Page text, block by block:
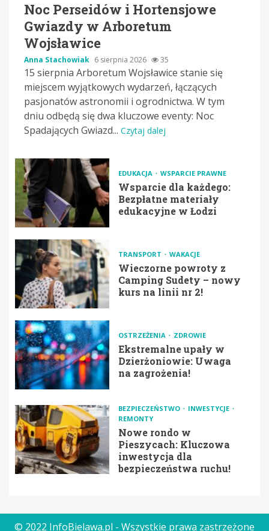
Noc Perseidów i Hortensjowe
Gwiazdy w Arboretum
Wojsławice
Anna Stachowiak 6 sierpnia 2026 35
15 sierpnia Arboretum Wojsławice stanie się
miejscem wyjątkowych wydarzeń, łączących
pasjonatów astronomii i ogrodnictwa. W tym
dniu odbędą się dwa kluczowe eventy: Noc
Spadających Gwiazd... Czytaj dalej
EDUKACJA WSPARCIE PRAWNE
Wsparcie dla każdego:
Bezpłatne materiały
edukacyjne w Łodzi
TRANSPORT WAKACJE
Wieczorne powroty z
Camping Sudety – nowy
kurs na linii nr 2!
OSTRZEŻENIA ZDROWIE
Ekstremalne upały w
Dzierżoniowie: Uwaga
na zagrożenia!
BEZPIECZEŃSTWO
INWESTYCJE
REMONTY
Nowe rondo w
Pieszycach: Kluczowa
inwestycja dla
bezpieczeństwa ruchu!
© 2022 InfoBielawa.pl - Wszystkie prawa zastrzeżone